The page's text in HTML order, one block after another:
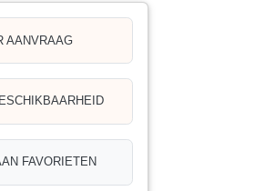
AANVRAAG
FAVORIETEN